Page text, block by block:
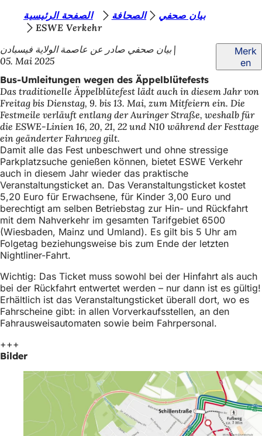
Inhalt anspringen
e
b
e
f
i
n
d
e
n
s
i
c
h
h
i
e
r
:
الصفحة الرئيسية الصحافة
بيان صحفي
ESWE Verkehr
بيان صحفي صادر عن عاصمة الولاية فيسبادن
05. Mai 2025
Merk
en
Bus-Umleitungen wegen des Äppelblütefests
Das traditionelle Äppelblütefest lädt auch in diesem Jahr von
Freitag bis Dienstag, 9. bis 13. Mai, zum Mitfeiern ein. Die
Festmeile verläuft entlang der Auringer Straße, weshalb für
die ESWE-Linien 16, 20, 21, 22 und N10 während der Festtage
ein geänderter Fahrweg gilt.
Damit alle das Fest unbeschwert und ohne stressige
Parkplatzsuche genießen können, bietet ESWE Verkehr
auch in diesem Jahr wieder das praktische
Veranstaltungsticket an. Das Veranstaltungsticket kostet
5,20 Euro für Erwachsene, für Kinder 3,00 Euro und
berechtigt am selben Betriebstag zur Hin- und Rückfahrt
mit dem Nahverkehr im gesamten Tarifgebiet 6500
(Wiesbaden, Mainz und Umland). Es gilt bis 5 Uhr am
Folgetag beziehungsweise bis zum Ende der letzten
Nightliner-Fahrt.
Wichtig: Das Ticket muss sowohl bei der Hinfahrt als auch
bei der Rückfahrt entwertet werden – nur dann ist es gültig!
Erhältlich ist das Veranstaltungsticket überall dort, wo es
Fahrscheine gibt: in allen Vorverkaufsstellen, an den
Fahrausweisautomaten sowie beim Fahrpersonal.
+++
Bilder